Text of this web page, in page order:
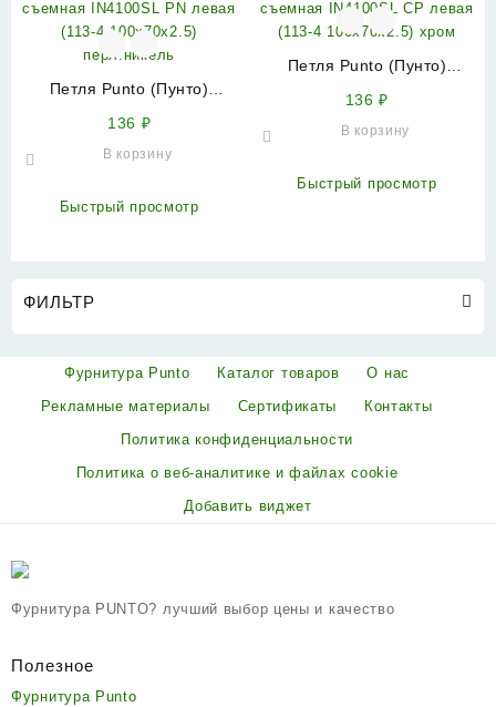
Петля Punto (Пунто)
перл.никель
136 ₽
В корзину
Быстрый просмотр
Петля Punto (Пунто)
хром
136₽
В корзину
Быстрый просмотр
ФИЛЬТР
Фурнитура Punto Каталог товаров
О нас
Рекламные материалы
Сертификаты
Контакты
Политика конфиденциальности
Политика о веб-аналитике и файлах cookie
Добавить виджет
Фурнитура PUNTO? лучший выбор цены и качество
Полезное
Фурнитура Punto